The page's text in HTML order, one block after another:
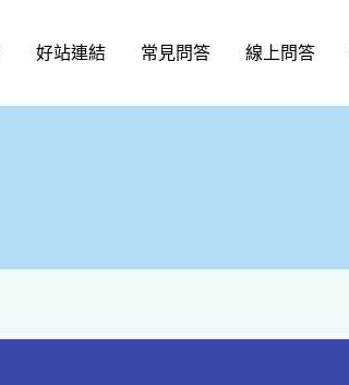
好站連結 常見問答 線上問答